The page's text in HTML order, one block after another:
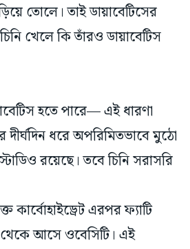
তোলে। তাই ডায়াবেটিসের
খেলে কি তাঁরও ডায়াবেটিস
হতে পারে— এই ধারণা
ধরে অপরিমিতভাবে মুঠো
রয়েছে। তবে চিনি সরাসরি
কার্বোহাইড্রেট এরপর ফ্যাটি
থেকে আসে ওবেসিটি। এই